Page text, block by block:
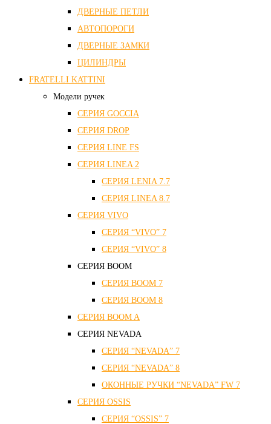
ДВЕРНЫЕ ПЕТЛИ
АВТОПОРОГИ
ДВЕРНЫЕ ЗАМКИ
ЦИЛИНДРЫ
FRATELLI KATTINI
Модели ручек
СЕРИЯ GOCCIA
СЕРИЯ DROP
СЕРИЯ LINE FS
СЕРИЯ LINEA 2
СЕРИЯ LENIA 7.7
СЕРИЯ LINEA 8.7
СЕРИЯ VIVO
СЕРИЯ “VIVO” 7
СЕРИЯ “VIVO” 8
СЕРИЯ ВOOM
СЕРИЯ ВOOM 7
СЕРИЯ ВOOM 8
СЕРИЯ ВOOM A
СЕРИЯ NEVADA
СЕРИЯ “NEVADA” 7
СЕРИЯ “NEVADA” 8
ОКОННЫЕ РУЧКИ “NEVADA” FW 7
СЕРИЯ OSSIS
СЕРИЯ “OSSIS” 7